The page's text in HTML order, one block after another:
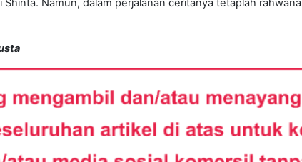
Namun, dalam perjalanan ceritanya tetaplah